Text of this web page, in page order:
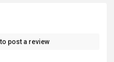
post a review